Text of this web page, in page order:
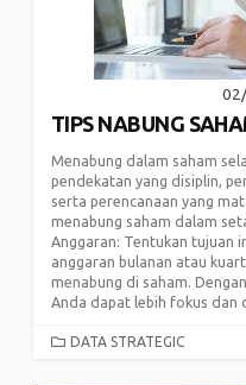
TIPS NABUNG
Menabung dalam saham
pendekatan yang disiplin,
serta perencanaan yang
menabung saham dalam
Anggaran: Tentukan tujuan
anggaran bulanan atau
menabung di saham.
Anda dapat lebih fokus dan
CATEGORIES
DATA STRATEGIC